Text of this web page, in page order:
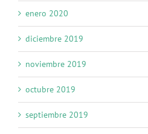
enero 2020
diciembre 2019
noviembre 2019
octubre 2019
septiembre 2019